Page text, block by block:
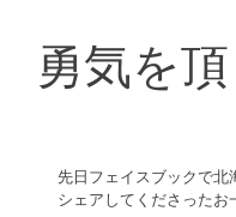
勇気を
先日フェイスブックで
シェアしてくださった